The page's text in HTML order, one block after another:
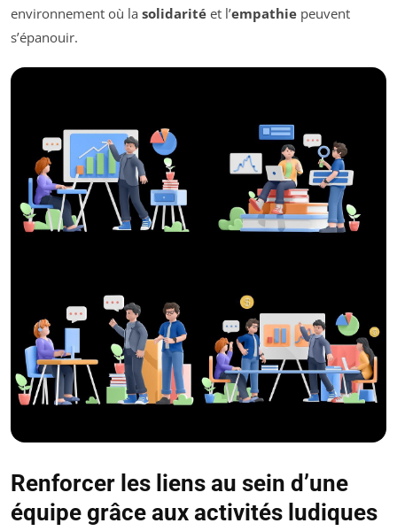
environnement où la solidarité et l’empathie peuvent
s’épanouir.
Renforcer les liens au sein d’une
équipe grâce aux activités ludiques